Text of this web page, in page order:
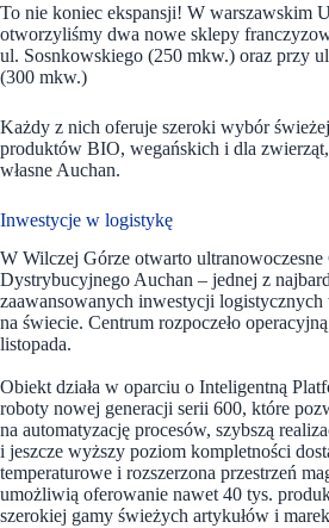
To nie koniec ekspansji! W warszawskim
otworzyliśmy dwa nowe sklepy
ul. Sosnkowskiego (250 mkw.) oraz przy
(300 mkw.)
Każdy z nich oferuje szeroki wybór
produktów BIO, wegańskich i dla
własne Auchan.
Inwestycje w logistykę
W Wilczej Górze otwarto ultranowoczesne
Dystrybucyjnego Auchan – jednej z
zaawansowanych inwestycji
na świecie. Centrum rozpoczeło
listopada.
Obiekt działa w oparciu o Inteligentną
roboty nowej generacji serii 600, które
na automatyzację procesów, szybszą
i jeszcze wyższy poziom kompletności
temperaturowe i rozszerzona przestrzeń
umożliwią oferowanie nawet 40 tys.
szerokiej gamy świeżych artykułów i